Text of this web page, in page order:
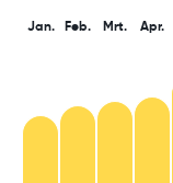
Jan. Feb. Mrt. Apr.